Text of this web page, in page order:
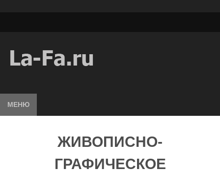
МЕНЮ
ЖИВОПИСНО-
ГРАФИЧЕСКОЕ